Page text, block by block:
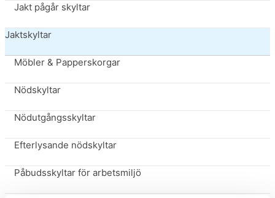
Jakt pågår skyltar
Jaktskyltar
Möbler & Papperskorgar
Nödskyltar
Nödutgångsskyltar
Efterlysande nödskyltar
Påbudsskyltar för arbetsmiljö